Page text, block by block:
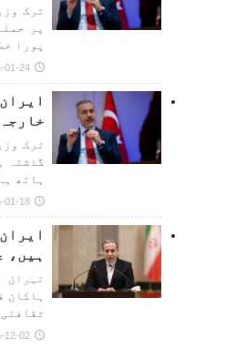
ترک
پر
پورا
24 19:53
ترک
گذشتہ
ہاتھ
18 11:40
ہیں،
تہران
ہاکان
02 10:56